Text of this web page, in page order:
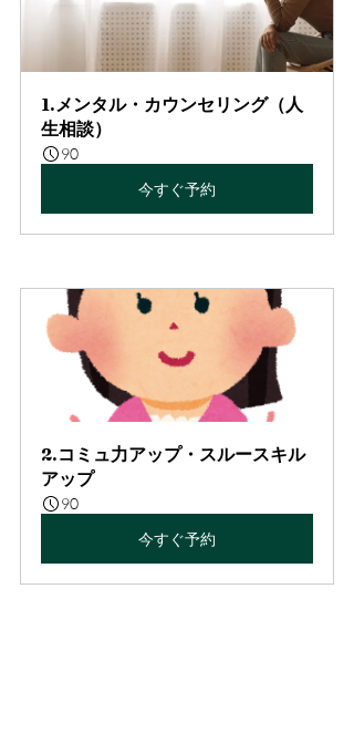
1.メンタル・カウンセリング（人
生相談）
90
今すぐ予約
2.コミュ力アップ・スルースキル
アップ
90
今すぐ予約